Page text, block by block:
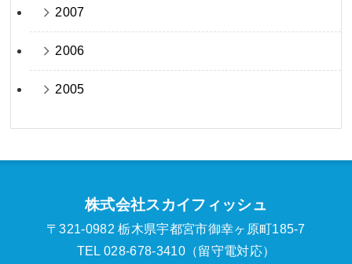
2007
2006
2005
株式会社スカイフィッシュ
〒321-0982 栃木県宇都宮市御幸ヶ原町185-7
TEL 028-678-3410（留守電対応）